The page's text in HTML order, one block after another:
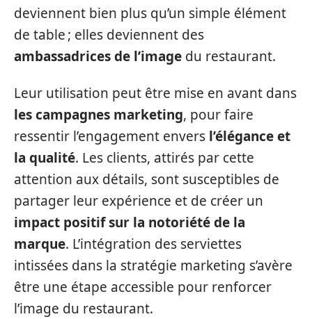
deviennent bien plus qu’un simple élément
de table ; elles deviennent des
ambassadrices de l’image du restaurant.
Leur utilisation peut être mise en avant dans
les campagnes marketing, pour faire
ressentir l’engagement envers l’élégance et
la qualité. Les clients, attirés par cette
attention aux détails, sont susceptibles de
partager leur expérience et de créer un
impact positif sur la notoriété de la
marque. L’intégration des serviettes
intissées dans la stratégie marketing s’avère
être une étape accessible pour renforcer
l’image du restaurant.